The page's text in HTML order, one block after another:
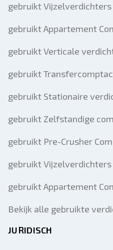
gebruikt Vijzelverdichters
gebruikt Appartement
gebruikt Verticale
gebruikt
gebruikt Stationaire
gebruikt Zelfstandige
gebruikt Pre-Crusher
gebruikt Vijzelverdichters
gebruikt Appartement
Bekijk alle gebruikte
JURIDISCH